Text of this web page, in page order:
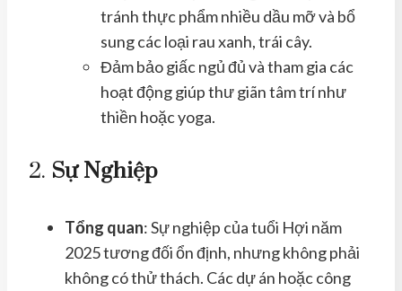
tránh thực phẩm nhiều dầu mỡ và bổ
sung các loại rau xanh, trái cây.
Đảm bảo giấc ngủ đủ và tham gia các
hoạt động giúp thư giãn tâm trí như
thiền hoặc yoga.
2. Sự Nghiệp
Tổng quan: Sự nghiệp của tuổi Hợi năm
2025 tương đối ổn định, nhưng không phải
không có thử thách. Các dự án hoặc công